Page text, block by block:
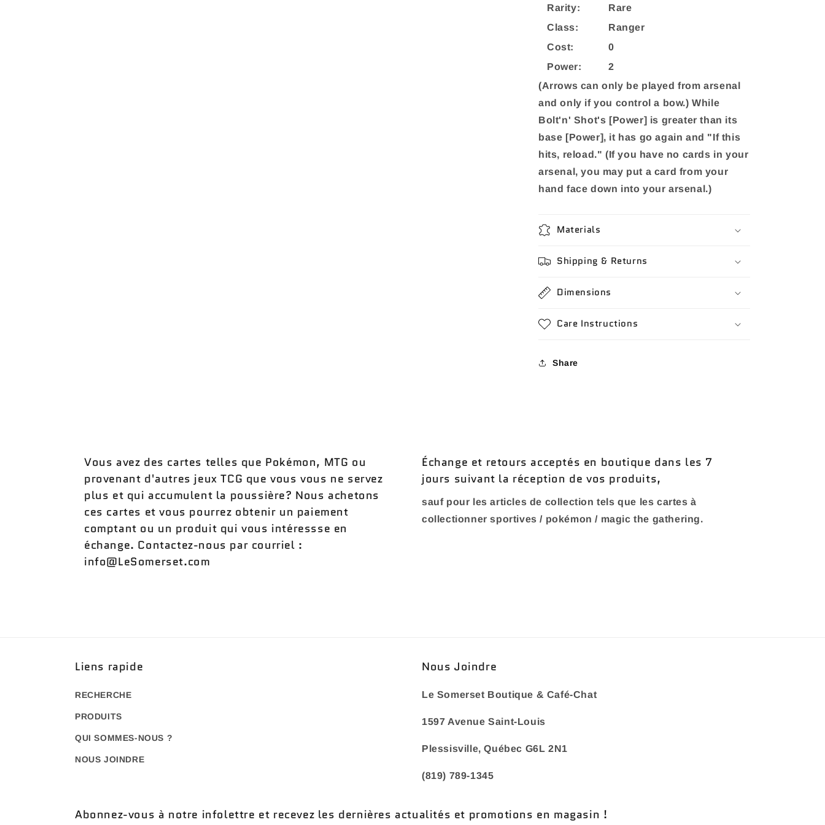
Rarity:
Rare
Class:
Ranger
Cost:
0
Power:
2
(Arrows can only be played from arsenal
and only if you control a bow.) While
Bolt'n' Shot's [Power] is greater than its
base [Power], it has go again and "If this
hits, reload." (If you have no cards in your
arsenal, you may put a card from your
hand face down into your arsenal.)
Materials
Shipping & Returns
Dimensions
Care Instructions
Share
Vous avez des cartes telles que Pokémon, MTG ou
provenant d'autres jeux TCG que vous vous ne servez
plus et qui accumulent la poussière? Nous achetons
ces cartes et vous pourrez obtenir un paiement
comptant ou un produit qui vous intéressse en
échange. Contactez-nous par courriel :
info@LeSomerset.com
Échange et retours acceptés en boutique dans les 7
jours suivant la réception de vos produits,
sauf pour les articles de collection tels que les cartes à
collectionner sportives / pokémon / magic the gathering.
Liens rapide
RECHERCHE
PRODUITS
QUI SOMMES-NOUS ?
NOUS JOINDRE
Nous Joindre
Le Somerset Boutique & Café-Chat
1597 Avenue Saint-Louis
Plessisville, Québec G6L 2N1
(819) 789-1345
Abonnez-vous à notre infolettre et recevez les dernières actualités et promotions en magasin !